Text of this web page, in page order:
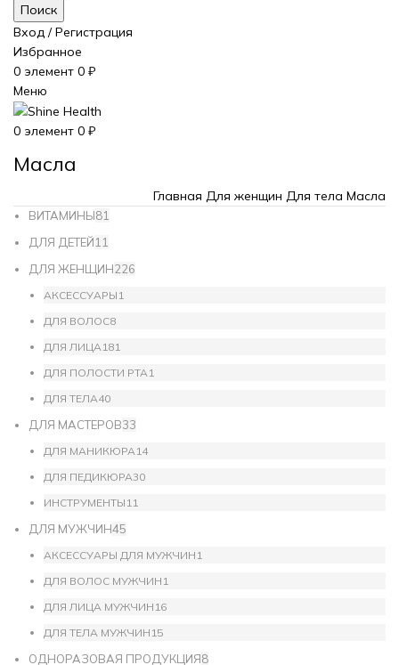
Поиск
Вход / Регистрация
Избранное
0 элемент 0 ₽
Меню
0 элемент 0 ₽
Масла
Главная Для женщин Для тела Масла
ВИТАМИНЫ81
ДЛЯ ДЕТЕЙ11
ДЛЯ ЖЕНЩИН226
АКСЕССУАРЫ 1
ДЛЯ ВОЛОС8
ДЛЯ ЛИЦА181
ДЛЯ ПОЛОСТИ РТА1
ДЛЯ ТЕЛА40
ДЛЯ МАСТЕРОВ33
ДЛЯ МАНИКЮРА14
ДЛЯ ПЕДИКЮРА30
ИНСТРУМЕНТЫ 11
ДЛЯ МУЖЧИН45
АКСЕССУАРЫ ДЛЯ МУЖЧИН 1
ДЛЯ ВОЛОС МУЖЧИН 1
ДЛЯ ЛИЦА МУЖЧИН 16
ДЛЯ ТЕЛА МУЖЧИН 15
ОДНОРАЗОВАЯ ПРОДУКЦИЯ8